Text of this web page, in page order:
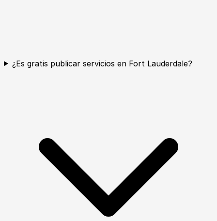
¿Es gratis publicar servicios en Fort Lauderdale?